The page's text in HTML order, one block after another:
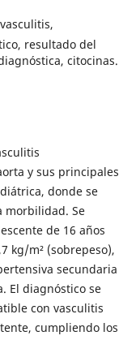
resultado del
citocinas.
y sus principales
donde se
morbilidad. Se
de 16 años
kg/m² (sobrepeso),
secundaria
El diagnóstico se
con vasculitis
cumpliendo los